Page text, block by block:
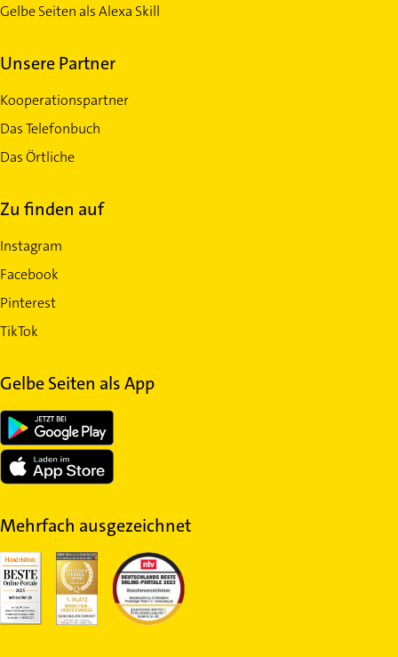
Gelbe Seiten als Alexa Skill
Unsere Partner
Kooperationspartner
Das Telefonbuch
Das Örtliche
Zu finden auf
Instagram
Facebook
Pinterest
TikTok
Gelbe Seiten als App
Mehrfach ausgezeichnet